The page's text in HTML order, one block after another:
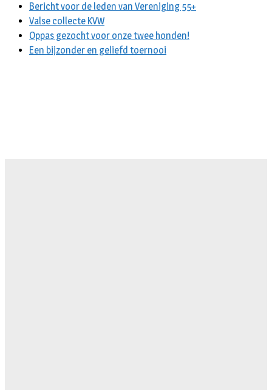
Bericht voor de leden van Vereniging 55+
Valse collecte KVW
Oppas gezocht voor onze twee honden!
Een bijzonder en geliefd toernooi